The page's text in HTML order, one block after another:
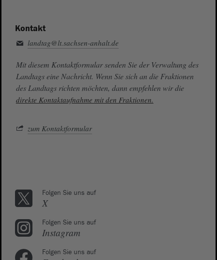
Kontakt
landtag@lt.sachsen-anhalt.de
Mit diesem Kontaktformular senden Sie der Verwaltung des
Landtags eine Nachricht. Wenn Sie sich an die Fraktionen
des Landtags richten möchten, dann empfehlen wir die
direkte Kontaktaufnahme mit den Fraktionen.
zum Kontaktformular
Folgen Sie uns auf
X
Folgen Sie uns auf
Instagram
Folgen Sie uns auf